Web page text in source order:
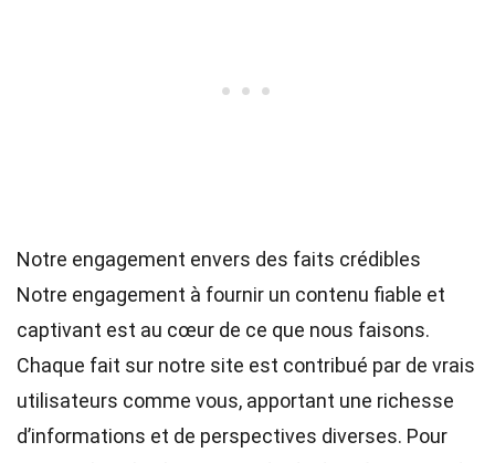
Notre engagement envers des faits crédibles
Notre engagement à fournir un contenu fiable et
captivant est au cœur de ce que nous faisons.
Chaque fait sur notre site est contribué par de vrais
utilisateurs comme vous, apportant une richesse
d’informations et de perspectives diverses. Pour